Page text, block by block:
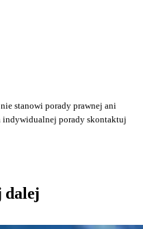
stanowi porady prawnej ani
indywidualnej porady skontaktuj
dalej